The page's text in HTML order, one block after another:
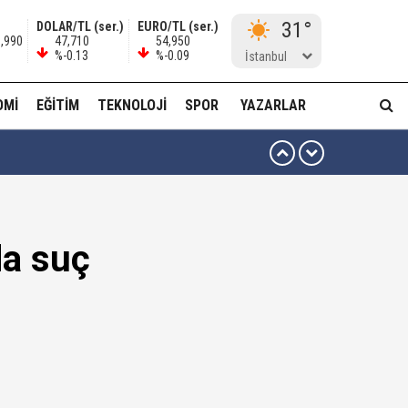
DOLAR/TL (ser.)
47,710
%-0.13
EURO/TL (ser.)
54,950
%-0.09
31°
İstanbul
EĞITIM TEKNOLOJI SPOR YAZARLAR
suç